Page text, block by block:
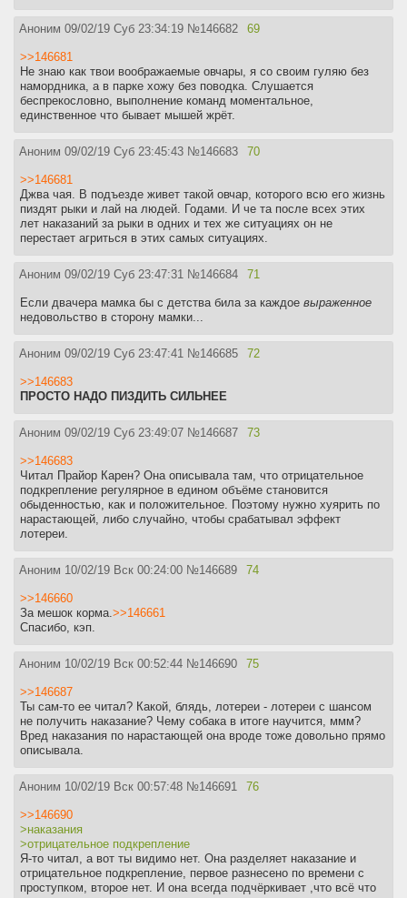
Аноним 09/02/19 Суб 23:34:19 №146682 69
>>146681
Не знаю как твои воображаемые овчары, я со своим гуляю без
намордника, а в парке хожу без поводка. Слушается
беспрекословно, выполнение команд моментальное,
единственное что бывает мышей жрёт.
Аноним 09/02/19 Суб 23:45:43 №146683 70
>>146681
Джва чая. В подъезде живет такой овчар, которого всю его жизнь
пиздят рыки и лай на людей. Годами. И че та после всех этих
лет наказаний за рыки в одних и тех же ситуациях он не
перестает агриться в этих самых ситуациях.
Аноним 09/02/19 Суб 23:47:31 №146684 71
Если двачера мамка бы с детства била за каждое выраженное
недовольство в сторону мамки...
Аноним 09/02/19 Суб 23:47:41 №146685 72
>>146683
ПРОСТО НАДО ПИЗДИТЬ СИЛЬНЕЕ
Аноним 09/02/19 Суб 23:49:07 №146687 73
>>146683
Читал Прайор Карен? Она описывала там, что отрицательное
подкрепление регулярное в едином объёме становится
обыденностью, как и положительное. Поэтому нужно хуярить по
нарастающей, либо случайно, чтобы срабатывал эффект
лотереи.
Аноним 10/02/19 Вск 00:24:00 №146689 74
>>146660
За мешок корма. >>146661
Спасибо, кэп.
Аноним 10/02/19 Вск 00:52:44 №146690 75
>>146687
Ты сам-то ее читал? Какой, блядь, лотереи - лотереи с шансом
не получить наказание? Чему собака в итоге научится, ммм?
Вред наказания по нарастающей она вроде тоже довольно прямо
описывала.
Аноним 10/02/19 Вск 00:57:48 №146691 76
>>146690
>наказания
>отрицательное подкрепление
Я-то читал, а вот ты видимо нет. Она разделяет наказание и
отрицательное подкрепление, первое разнесено по времени с
проступком, второе нет. И она всегда подчёркивает ,что всё что